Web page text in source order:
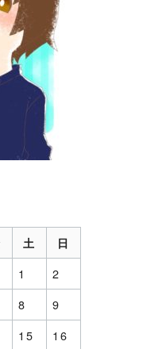
土 日
1
2
8
9
15 16